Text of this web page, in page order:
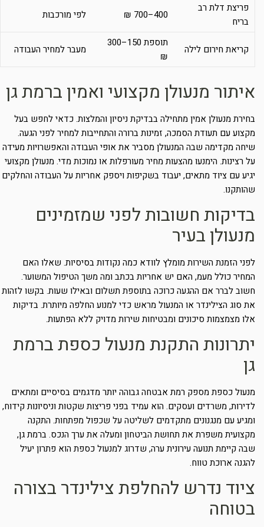
פריצת דלת רב
בריח
400–700 ₪ לפי מורכבות
קריאת חירום לילה
תוספת 150–300
₪
מעבר למחיר העבודה
איתור מנעולן מקצועי ואמין ברמת גן
בחירת מנעולן אמין מתחילה בבדיקת ניסיון והמלצות. כדאי לחפש בעל
מקצוע עם תעודת הסמכה, זמינות ברורה והתחייבות למחיר לפני הגעה.
שיחה מקדימה שבה המנעולן מסביר את אופי העבודה והאפשרויות מעידה
על רצינות. הימנעו מהצעות מחיר מעורפלות או נמוכות מדי. מנעולן מקצועי
יגיע עם ציוד מתאים, יעבוד בשקיפות ויספק אחריות על העבודה והחלקים
שהותקנו.
בדיקות חשובות לפני שמזמינים
מנעולן בעיר
לפני הזמנת השירות מומלץ לוודא כמה נקודות בסיסיות. שאלו האם
המחיר כולל מעמ, האם יש אחריות בכתב ומה משך הטיפול המשוער.
חשוב לברר אם ההגעה כרוכה בתוספת תשלום ובאילו שעות. בקשו לזהות
את סוג הצילינדר או המנעול מראש כדי למנוע החלפה מיותרת. בדיקות
אלו מצמצמות סיכונים ומבטיחות שירות מדויק ללא הפתעות.
יתרונות התקנת מנעול כספת ברמת
גן
מנעול כספת מספק רמת אבטחה גבוהה יותר מדגמים בסיסיים ומתאים
לדירות, משרדים ועסקים. הוא עמיד בפני פריצות שקטות וניסיונות קידוח,
ומגיע עם מנגנונים מתקדמים לשליטה על שכפול מפתחות. התקנה
מקצועית משפרת את תחושת הביטחון ומעלה את ערך הנכס. ברמת גן,
שבה קיימת תנועה עירונית ערה, שדרוג למנעול כספת הוא פתרון יעיל
להגנה ארוכת טווח.
ציוד נדרש להחלפת צילינדר בצורה
בטוחה